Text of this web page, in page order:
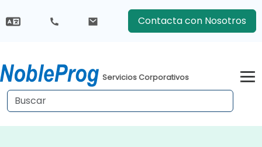
Contacta con Nosotros
Servicios Corporativos